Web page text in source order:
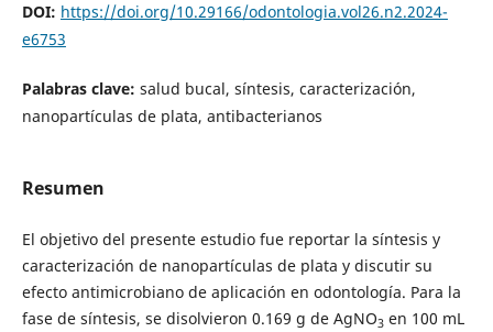
DOI: https://doi.org/10.29166/odontologia.vol26.n2.2024-
e6753
Palabras clave: salud bucal, síntesis, caracterización,
nanopartículas de plata, antibacterianos
Resumen
El objetivo del presente estudio fue reportar la síntesis y
caracterización de nanopartículas de plata y discutir su
efecto antimicrobiano de aplicación en odontología. Para la
fase de síntesis, se disolvieron 0.169 g de AgNO3 en 100 mL